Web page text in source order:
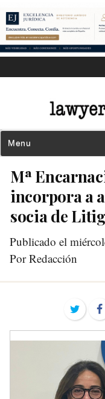
Mª
incorpora a
socia de
Publicado el
Por Redacción